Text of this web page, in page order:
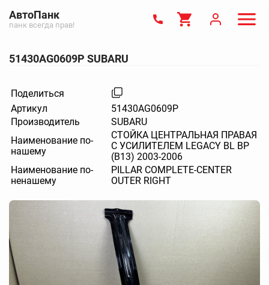
АвтоПанк
панк всегда прав!
51430AG0609P SUBARU
Поделиться
Артикул
51430AG0609P
Производитель
SUBARU
Наименование по-
нашему
СТОЙКА ЦЕНТРАЛЬНАЯ ПРАВАЯ
С УСИЛИТЕЛЕМ LEGACY BL BP
(B13) 2003-2006
Наименование по-
ненашему
PILLAR COMPLETE-CENTER
OUTER RIGHT